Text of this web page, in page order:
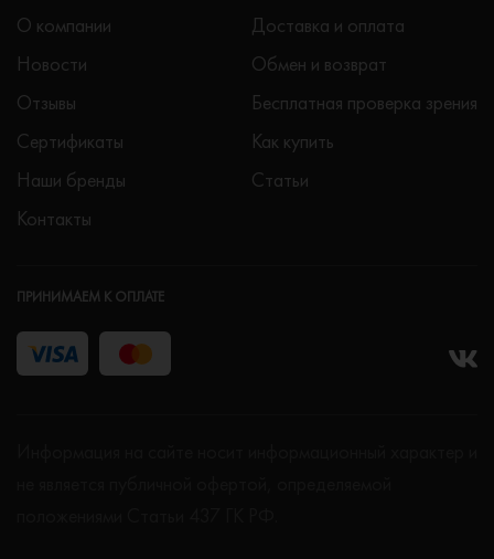
О компании
Новости
Отзывы
Сертификаты
Наши бренды
Контакты
Доставка и оплата
Обмен и возврат
Бесплатная проверка зрения
Как купить
Статьи
ПРИНИМАЕМ К ОПЛАТЕ